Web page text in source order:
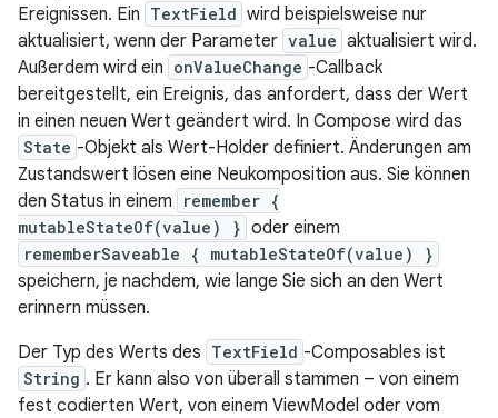
Ereignissen. Ein TextField wird beispielsweise nur
aktualisiert, wenn der Parameter value aktualisiert wird.
Außerdem wird ein onValueChange -Callback
bereitgestellt, ein Ereignis, das anfordert, dass der Wert
in einen neuen Wert geändert wird. In Compose wird das
State -Objekt als Wert-Holder definiert. Änderungen am
Zustandswert lösen eine Neukomposition aus. Sie können
den Status in einem
remember {
mutableStateOf(value) } oder einem
rememberSaveable { mutableStateOf(value) }
speichern, je nachdem, wie lange Sie sich an den Wert
erinnern müssen.
Der Typ des Werts des TextField -Composables ist
String . Er kann also von überall stammen – von einem
fest codierten Wert, von einem ViewModel oder vom